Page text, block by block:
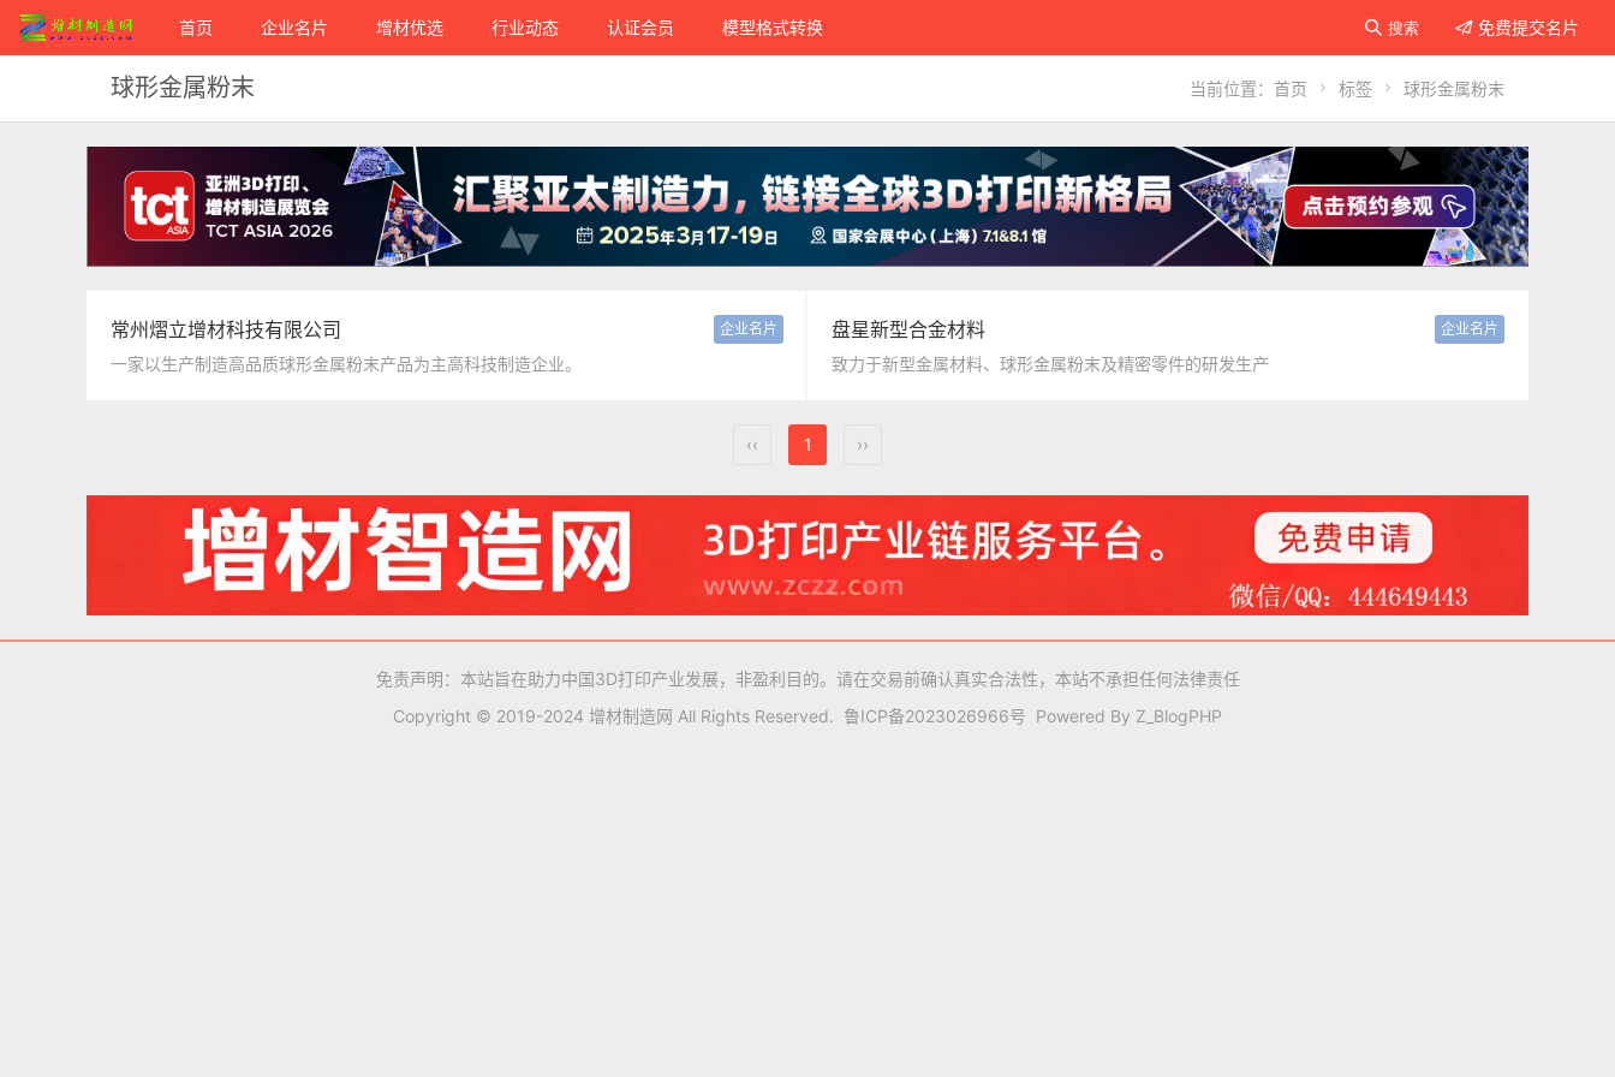
 免费提交名片
 搜索
首页 企业名片 增材优选 行业动态 认证会员 模型格式转换
球形金属粉末 当前位置： 首页  标签  球形金属粉末
企业名片
常州熠立增材科技有限公司
一家以生产制造高品质球形金属粉末产品为主高科技制造企业。
企业名片
盘星新型合金材料
致力于新型金属材料、球形金属粉末及精密零件的研发生产
‹‹ 1 ››
免责声明：本站旨在助力中国3D打印产业发展，非盈利目的。请在交易前确认真实合法性，本站不承担任何法律责任
Copyright © 2019-2024 增材制造网 All Rights Reserved. 鲁ICP备2023026966号 Powered By Z_BlogPHP